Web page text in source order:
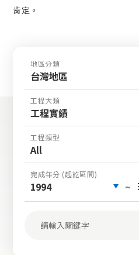
肯定。
地區分類
台灣地區
工程大類
工程實績
工程類型
All
完成年分 (起訖區間)
1994 ~